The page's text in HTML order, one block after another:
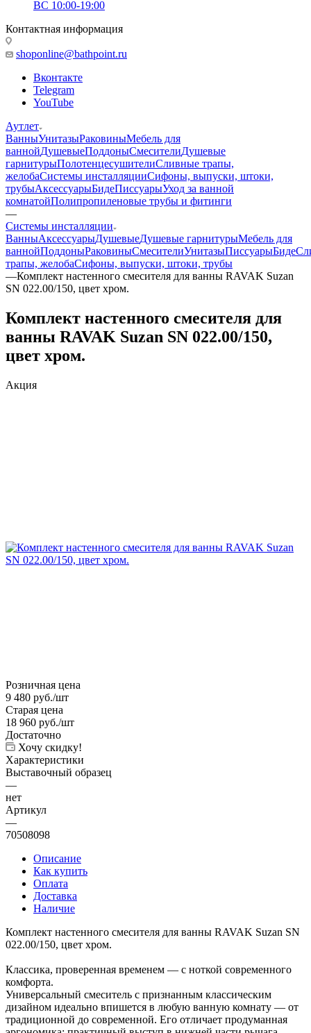
ВС 10:00-19:00
Контактная информация
shoponline@bathpoint.ru
Вконтакте
Telegram
YouTube
Аутлет
ВанныУнитазыРаковиныМебель для
ваннойДушевыеПоддоныСмесителиДушевые
гарнитурыПолотенцесушителиСливные трапы,
желобаСистемы инсталляцииСифоны, выпуски, штоки,
трубыАксессуарыБидеПиссуарыУход за ванной
комнатойПолипропиленовые трубы и фитинги
—
Системы инсталляции
ВанныАксессуарыДушевыеДушевые гарнитурыМебель для
ваннойПоддоныРаковиныСмесителиУнитазыПиссуарыБиде
трапы, желобаСифоны, выпуски, штоки, трубы
—Комплект настенного смесителя для ванны RAVAK Suzan
SN 022.00/150, цвет хром.
Комплект настенного смесителя для
ванны RAVAK Suzan SN 022.00/150,
цвет хром.
Акция
Розничная цена
9 480 руб./шт
Старая цена
18 960 руб./шт
Достаточно
Хочу скидку!
Характеристики
Выставочный образец
—
нет
Артикул
—
70508098
Описание
Как купить
Оплата
Доставка
Наличие
Комплект настенного смесителя для ванны RAVAK Suzan SN
022.00/150, цвет хром.
Классика, проверенная временем — с ноткой современного
комфорта.
Универсальный смеситель с признанным классическим
дизайном идеально впишется в любую ванную комнату — от
традиционной до современной. Его отличает продуманная